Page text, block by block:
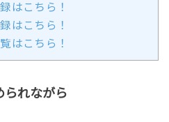
はこちら！
はこちら！
はこちら！
られながら